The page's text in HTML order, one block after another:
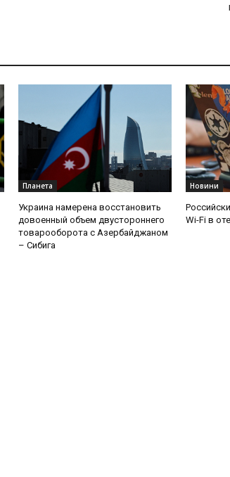
Планета
Украина намерена восстановить
довоенный объем двустороннего
товарооборота с Азербайджаном
– Сибига
Новини
Wi-Fi в